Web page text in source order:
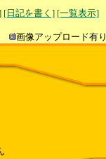
[日記を書く] [一覧表示]
画像アップロード有り